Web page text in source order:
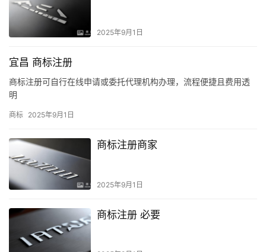
2025年9月1日
宜昌 商标注册
商标注册可自行在线申请或委托代理机构办理，流程便捷且费用透
明
商标 2025年9月1日
商标注册商家
2025年9月1日
商标注册 必要